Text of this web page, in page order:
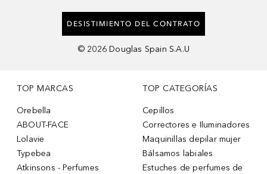
DESISTIMIENTO DEL CONTRATO
© 2026 Douglas Spain S.A.U
TOP MARCAS
Orebella
ABOUT-FACE
Lolavie
Typebea
Atkinsons - Perfumes
TOP CATEGORÍAS
Cepillos
Correctores e Iluminadores
Maquinillas depilar mujer
Bálsamos labiales
Estuches de perfumes de